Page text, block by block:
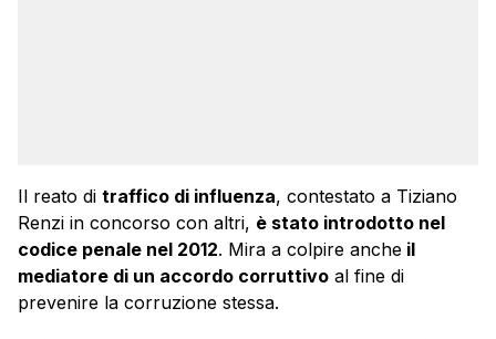
Il reato di traffico di influenza, contestato a Tiziano
Renzi in concorso con altri, è stato introdotto nel
codice penale nel 2012. Mira a colpire anche il
mediatore di un accordo corruttivo al fine di
prevenire la corruzione stessa.